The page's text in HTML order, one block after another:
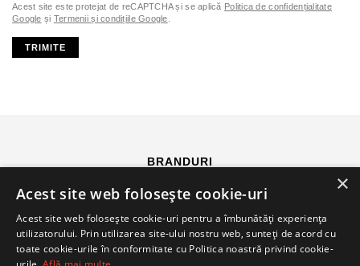
Acest site este protejat de reCAPTCHA și se aplică Politica de confidențialitate
Google și Termenii și condițiile Google
TRIMITE
BRANDURI
×
Acest site web folosește cookie-uri
Acest site web folosește cookie-uri pentru a îmbunătăți experiența
utilizatorului. Prin utilizarea site-ului nostru web, sunteți de acord cu
toate cookie-urile în conformitate cu Politica noastră privind cookie-